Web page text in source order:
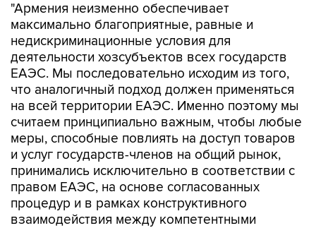
"Армения неизменно обеспечивает
максимально благоприятные, равные и
недискриминационные условия для
деятельности хозсубъектов всех государств
ЕАЭС. Мы последовательно исходим из того,
что аналогичный подход должен применяться
на всей территории ЕАЭС. Именно поэтому мы
считаем принципиально важным, чтобы любые
меры, способные повлиять на доступ товаров
и услуг государств-членов на общий рынок,
принимались исключительно в соответствии с
правом ЕАЭС, на основе согласованных
процедур и в рамках конструктивного
взаимодействия между компетентными